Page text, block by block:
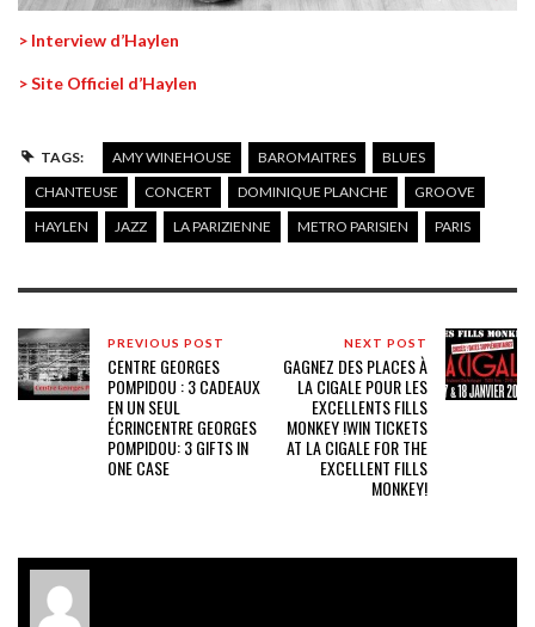
> Interview d’Haylen
> Site Officiel d’Haylen
TAGS: AMY WINEHOUSE BAROMAITRES
BLUES
CHANTEUSE
CONCERT DOMINIQUE PLANCHE
GROOVE
HAYLEN
JAZZ LA PARIZIENNE METRO PARISIEN PARIS
PREVIOUS POST
CENTRE GEORGES
POMPIDOU : 3 CADEAUX
EN UN SEUL
ÉCRINCENTRE GEORGES
POMPIDOU: 3 GIFTS IN
ONE CASE
NEXT POST
GAGNEZ DES PLACES À
LA CIGALE POUR LES
EXCELLENTS FILLS
MONKEY !WIN TICKETS
AT LA CIGALE FOR THE
EXCELLENT FILLS
MONKEY!